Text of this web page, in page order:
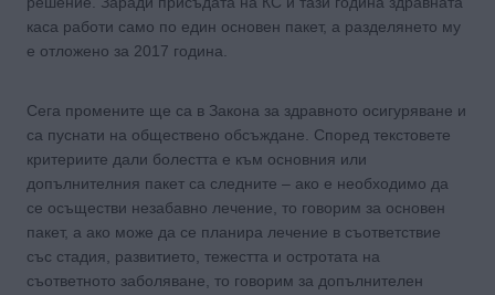
каса работи само по един основен пакет, а разделянето му
е отложено за 2017 година.
Сега промените ще са в Закона за здравното осигуряване и
са пуснати на обществено обсъждане. Според текстовете
критериите дали болестта е към основния или
допълнителния пакет са следните – ако е необходимо да
се осъществи незабавно лечение, то говорим за основен
пакет, а ако може да се планира лечение в съответствие
със стадия, развитието, тежестта и остротата на
съответното заболяване, то говорим за допълнителен